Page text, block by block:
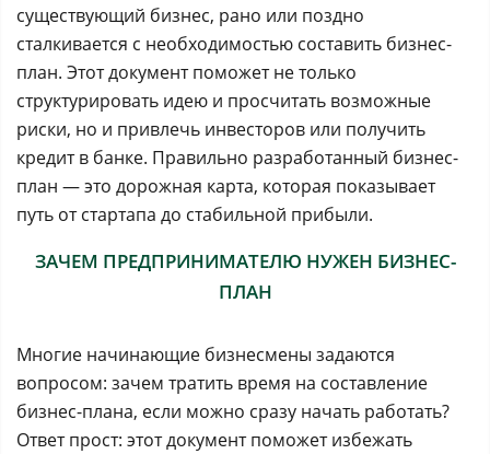
существующий бизнес, рано или поздно
сталкивается с необходимостью составить бизнес-
план. Этот документ поможет не только
структурировать идею и просчитать возможные
риски, но и привлечь инвесторов или получить
кредит в банке. Правильно разработанный бизнес-
план — это дорожная карта, которая показывает
путь от стартапа до стабильной прибыли.
ЗАЧЕМ ПРЕДПРИНИМАТЕЛЮ НУЖЕН БИЗНЕС-
ПЛАН
Многие начинающие бизнесмены задаются
вопросом: зачем тратить время на составление
бизнес-плана, если можно сразу начать работать?
Ответ прост: этот документ поможет избежать